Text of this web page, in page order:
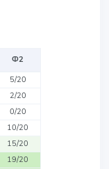
Ф2
5/20
2/20
0/20
10/20
15/20
19/20